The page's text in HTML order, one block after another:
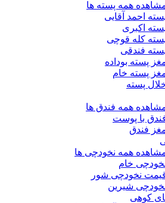
همه پسته ها
احمد آقایی
اکبری
کله قوچی
فندقی
پسته بوداده
پسته خام
پسته
همه فندق ها
با پوست
فندق
همه نخودچی ها
خام
نخودچی شور
شیرین
کوهی